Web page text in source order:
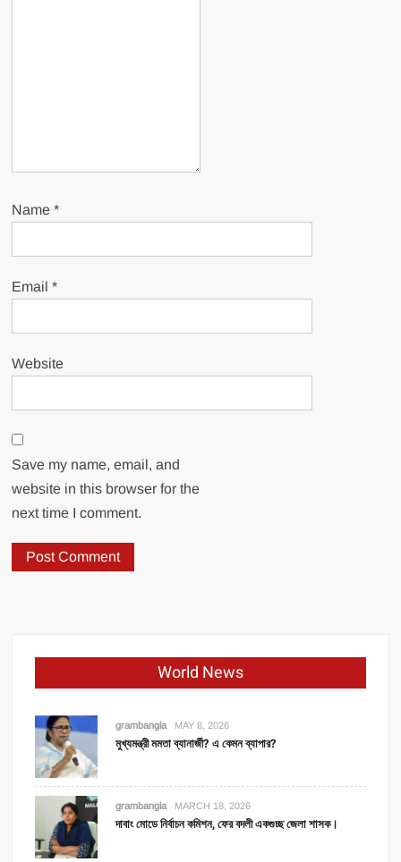
Name*
Email*
Website
Save my name, email, and
website in this browser for the
next time I comment.
World News
grambangla MAY 8, 2026
মুখ্যমন্ত্রী মমতা ব্যানার্জী? এ কেমন ব্যাপার?
grambangla MARCH 18, 2026
দাবাং মোডে নির্বাচন কমিশন, ফের বদলী একগুচ্ছ জেলা শাসক।